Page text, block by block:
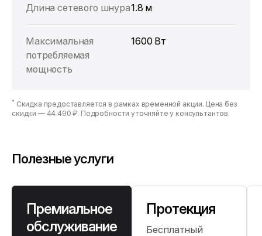
Длина сетевого шнура1.8 м
Максимальная
потребляемая
мощность
1600 Вт
* Скидка предоставляется в рамках временной акции. Цена без
скидки — 44 490 ₽. Подробности уточняйте у консультантов.
Полезные услуги
Премиальное
обслуживание
Протекция
Бесплатный